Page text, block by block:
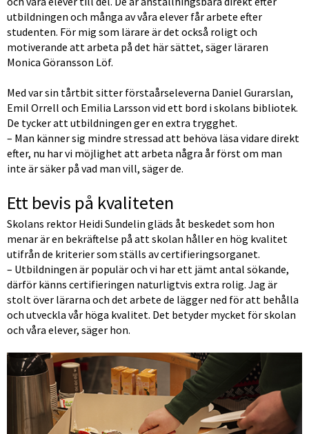
utbildningen och många av våra elever får arbete efter
studenten. För mig som lärare är det också roligt och
motiverande att arbeta på det här sättet, säger läraren
Monica Göransson Löf.
Med var sin tårtbit sitter förstaårseleverna Daniel Gurarslan,
Emil Orrell och Emilia Larsson vid ett bord i skolans bibliotek.
De tycker att utbildningen ger en extra trygghet.
– Man känner sig mindre stressad att behöva läsa vidare direkt
efter, nu har vi möjlighet att arbeta några år först om man
inte är säker på vad man vill, säger de.
Ett bevis på kvaliteten
Skolans rektor Heidi Sundelin gläds åt beskedet som hon
menar är en bekräftelse på att skolan håller en hög kvalitet
utifrån de kriterier som ställs av certifieringsorganet.
– Utbildningen är populär och vi har ett jämt antal sökande,
därför känns certifieringen naturligtvis extra rolig. Jag är
stolt över lärarna och det arbete de lägger ned för att behålla
och utveckla vår höga kvalitet. Det betyder mycket för skolan
och våra elever, säger hon.